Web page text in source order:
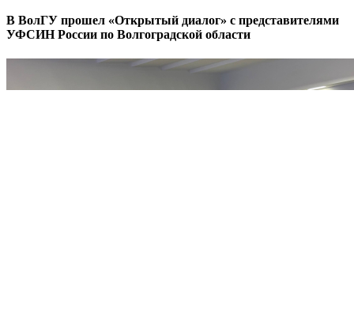
В ВолГУ прошел «Открытый диалог» с представителями
УФСИН России по Волгоградской области